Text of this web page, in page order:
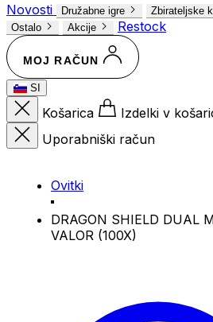
Novosti
Družabne igre Zbirateljske
Ostalo
Akcije Restock
MOJ RAČUN
SI
Košarica
Izdelki v
Uporabniški račun
Ovitki
DRAGON SHIELD DUAL
VALOR (100X)